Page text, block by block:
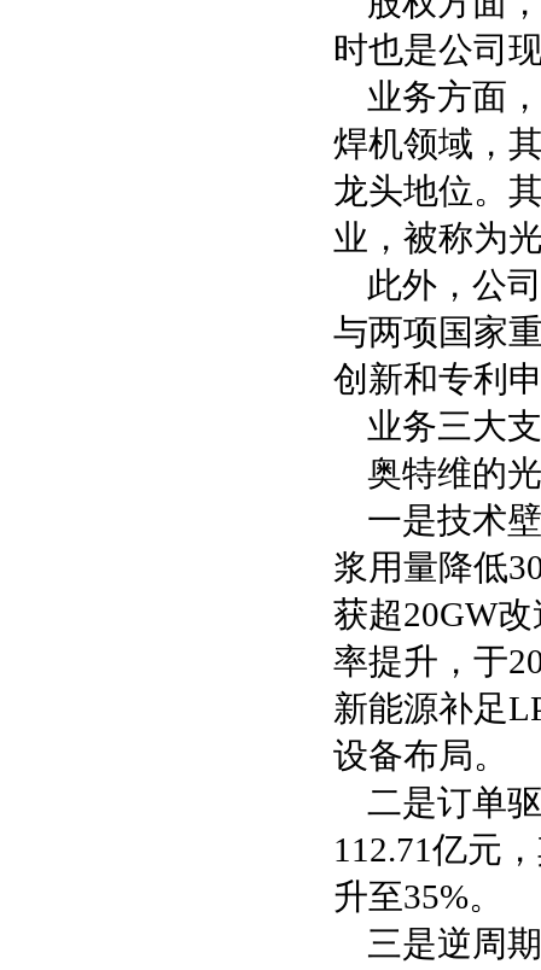
时也是公司
业务方面
焊机领域，
龙头地位。
业，被称为
此外，公
与两项国家
创新和专利
业务三大
奥特维的
一是技术
浆用量降低
获超20GW
率提升，于
新能源补足
设备布局。
二是订单
112.71亿元
升至35%。
三是逆周